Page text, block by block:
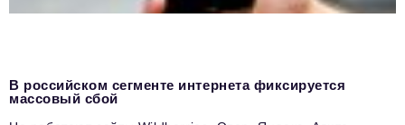
В российском сегменте интернета фиксируется
массовый сбой